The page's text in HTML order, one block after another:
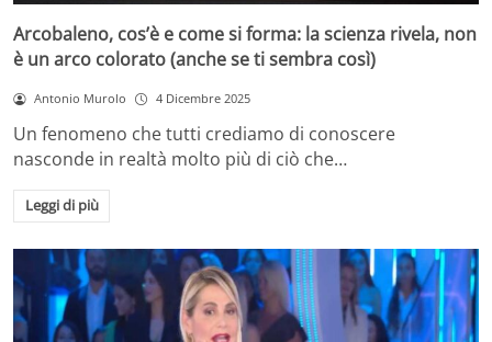
Arcobaleno, cos’è e come si forma: la scienza rivela, non
è un arco colorato (anche se ti sembra così)
Antonio Murolo 4 Dicembre 2025
Un fenomeno che tutti crediamo di conoscere
nasconde in realtà molto più di ciò che…
Leggi di più